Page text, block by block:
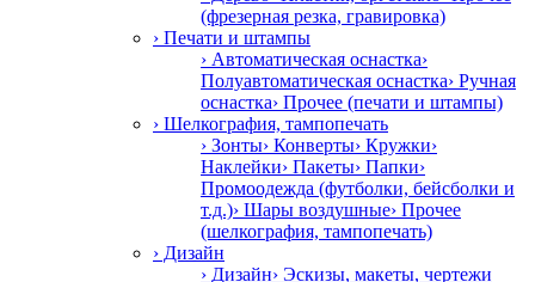
(фрезерная резка, гравировка)
› Печати и штампы
› Автоматическая оснастка›
Полуавтоматическая оснастка› Ручная
оснастка› Прочее (печати и штампы)
› Шелкография, тампопечать
› Зонты› Конверты› Кружки›
Наклейки› Пакеты› Папки›
Промоодежда (футболки, бейсболки и
т.д.)› Шары воздушные› Прочее
(шелкография, тампопечать)
› Дизайн
› Дизайн› Эскизы, макеты, чертежи